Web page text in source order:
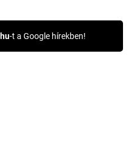
-t a Google hírekben!